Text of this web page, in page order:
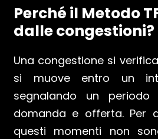
Perché il Metodo
dalle congestioni?
Una congestione si
si muove entro un
segnalando un
domanda e offerta. Per
questi momenti non